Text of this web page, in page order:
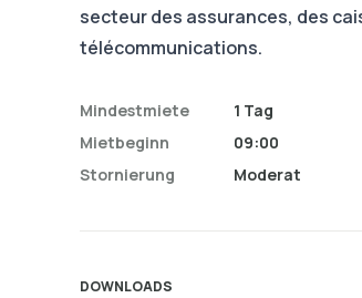
secteur des assurances, des
télécommunications.
Mindestmiete
Mietbeginn
Stornierung
1 Tag
09:00
Moderat
DOWNLOADS